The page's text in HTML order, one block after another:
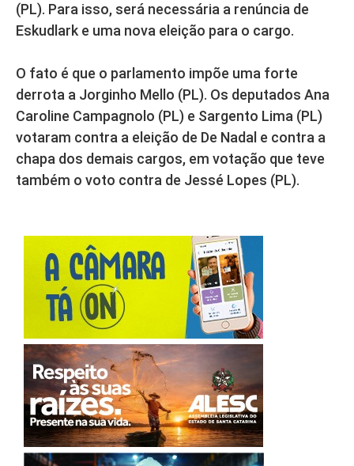
(PL). Para isso, será necessária a renúncia de
Eskudlark e uma nova eleição para o cargo.
O fato é que o parlamento impõe uma forte
derrota a Jorginho Mello (PL). Os deputados Ana
Caroline Campagnolo (PL) e Sargento Lima (PL)
votaram contra a eleição de De Nadal e contra a
chapa dos demais cargos, em votação que teve
também o voto contra de Jessé Lopes (PL).